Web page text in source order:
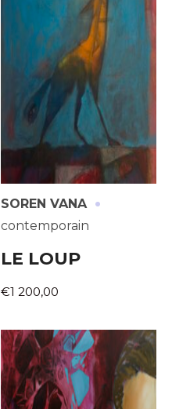
SOREN VANA ·
contemporain
LE LOUP
€1 200,00